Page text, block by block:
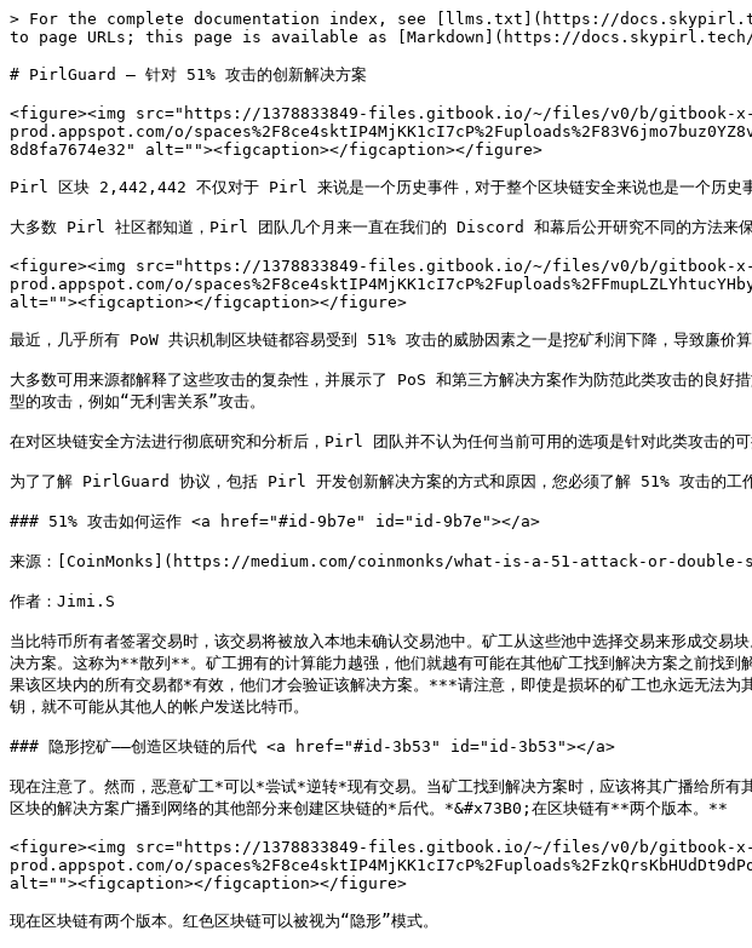
> For the complete documentation index, see [llms.txt](https://
to page URLs; this page is available as [Markdown](https://
# PirlGuard — 针对 51% 攻击的创新解决方案
<figure><img src="https://1378833849-files.gitbook.io/~/files/v0/b/gitbook-x-
prod.appspot.com/o/
8d8fa7674e32" alt=""><figcaption></figcaption></figure>
Pirl 区块 2,442,442 不仅对于 Pirl 来说是一个历史事件，对于整个区块链安全来说也是一个历史事
大多数 Pirl 社区都知道，Pirl 团队几个月来一直在我们的 Discord 和幕后公开研究不同的方法来
<figure><img src="https://1378833849-files.gitbook.io/~/files/v0/b/gitbook-x-
prod.appspot.com/o/
alt=""><figcaption></figcaption></figure>
最近，几乎所有 PoW 共识机制区块链都容易受到 51% 攻击的威胁因素之一是挖矿利润下降，导致廉价算
大多数可用来源都解释了这些攻击的复杂性，并展示了 PoS 和第三方解决方案作为防范此类攻击的良
型的攻击，例如“无利害关系”攻击。
在对区块链安全方法进行彻底研究和分析后，Pirl 团队并不认为任何当前可用的选项是针对此类攻击的
为了了解 PirlGuard 协议，包括 Pirl 开发创新解决方案的方式和原因，您必须了解 51% 攻击的工
### 51% 攻击如何运作 <a href="#id-9b7e" id="id-9b7e"></a>
来源：[CoinMonks](https://medium.com/coinmonks/what-is-a-51-attack-or-double-
作者：Jimi.S
当比特币所有者签署交易时，该交易将被放入本地未确认交易池中。矿工从这些池中选择交易来形成交
决方案。这称为**散列**。矿工拥有的计算能力越强，他们就越有可能在其他矿工找到解决方案之前找
果该区块内的所有交易都*有效，他们才会验证该解决方案。***请注意，即使是损坏的矿工也永远无
钥，就不可能从其他人的帐户发送比特币。
### 隐形挖矿——创造区块链的后代 <a href="#id-3b53" id="id-3b53"></a>
现在注意了。然而，恶意矿工*可以*尝试*逆转*现有交易。当矿工找到解决方案时，应该将其广播给所
区块的解决方案广播到网络的其他部分来创建区块链的*后代。*&#x73B0;在区块链有**两个版本。**
<figure><img src="https://1378833849-files.gitbook.io/~/files/v0/b/gitbook-x-
prod.appspot.com/o/
alt=""><figcaption></figcaption></figure>
现在区块链有两个版本。红色区块链可以被视为“隐形”模式。